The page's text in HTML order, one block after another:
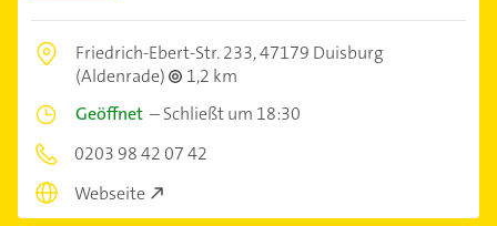
Friedrich-Ebert-Str. 233,47179 Duisburg
(Aldenrade)
1,2 km
Geöffnet –Schließt um 18:30
0203 98 42 07 42
Webseite